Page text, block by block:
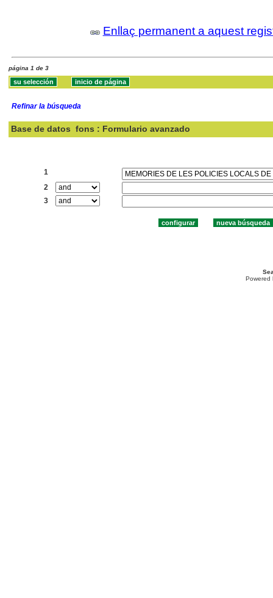
Enllaç permanent a aquest
página 1 de 3
Refinar la búsqueda
Base de datos fons : Formulario avanzado
1
2
3